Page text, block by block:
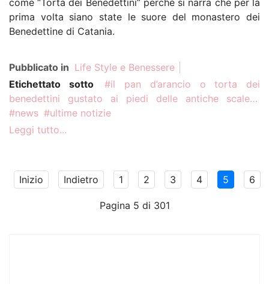
come “Torta dei Benedettini” perché si narra che per la
prima volta siano state le suore del monastero dei
Benedettine di Catania.
Pubblicato in Life Style e Benessere
Etichettato sotto
il pan d’arancio o torta dei
benedettini gustato ai piedi delle antiche scale…
news
ultime notizie
Leggi tutto...
Inizio Indietro 1 2 3 4 5 6
Pagina 5 di 301